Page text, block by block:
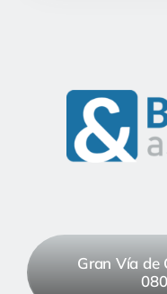
Gran Vía de